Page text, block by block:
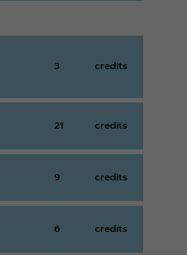
3 credits
21 credits
9 credits
6 credits